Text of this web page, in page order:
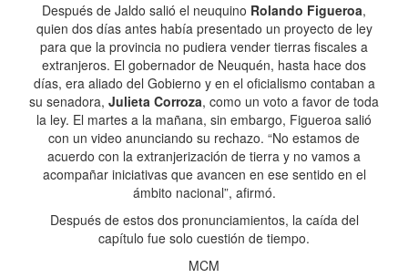
Después de Jaldo salió el neuquino Rolando Figueroa,
quien dos días antes había presentado un proyecto de ley
para que la provincia no pudiera vender tierras fiscales a
extranjeros. El gobernador de Neuquén, hasta hace dos
días, era aliado del Gobierno y en el oficialismo contaban a
su senadora, Julieta Corroza, como un voto a favor de toda
la ley. El martes a la mañana, sin embargo, Figueroa salió
con un video anunciando su rechazo. “No estamos de
acuerdo con la extranjerización de tierra y no vamos a
acompañar iniciativas que avancen en ese sentido en el
ámbito nacional”, afirmó.
Después de estos dos pronunciamientos, la caída del
capítulo fue solo cuestión de tiempo.
MCM